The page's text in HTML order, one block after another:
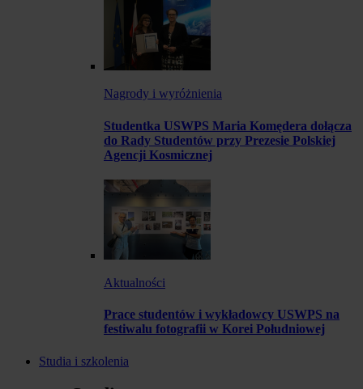
Nagrody i wyróżnienia
Studentka USWPS Maria Komędera dołącza
do Rady Studentów przy Prezesie Polskiej
Agencji Kosmicznej
Aktualności
Prace studentów i wykładowcy USWPS na
festiwalu fotografii w Korei Południowej
Studia i szkolenia